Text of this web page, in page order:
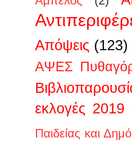
Απόψεις (123)
ΑΨΕΣ
εκλογές 2019
Παιδείας και